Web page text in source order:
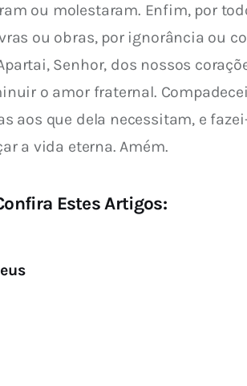
ou molestaram. Enfim, por
ou obras, por ignorância ou
Senhor, dos nossos
o amor fraternal.
aos que dela necessitam, e
a vida eterna. Amém.
Estes Artigos: